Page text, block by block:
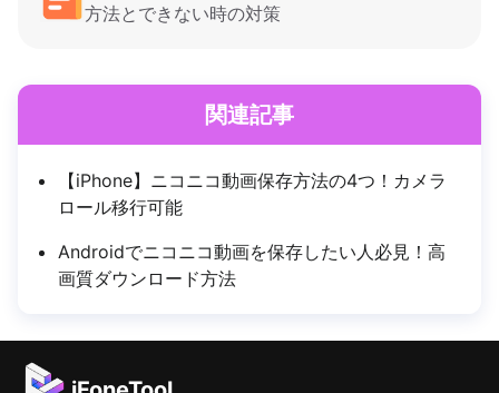
方法とできない時の対策
関連記事
【iPhone】ニコニコ動画保存方法の4つ！カメラ
ロール移行可能
Androidでニコニコ動画を保存したい人必見！高
画質ダウンロード方法